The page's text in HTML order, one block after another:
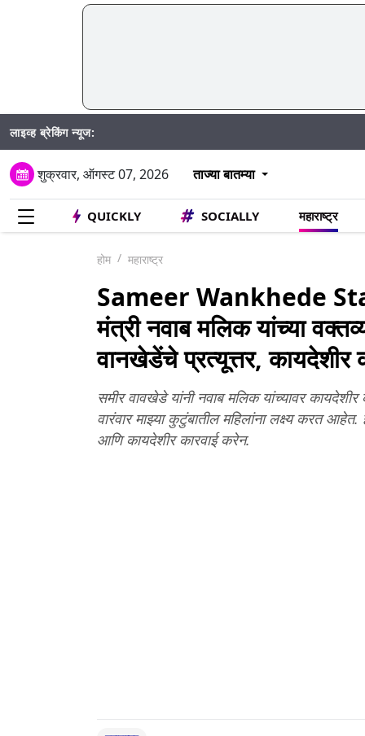
लाइव्ह ब्रेकिंग न्यूज:
शुक्रवार, ऑगस्ट 07, 2026 ताज्या बातम्या
QUICKLY SOCIALLY महाराष्ट्र
होम महाराष्ट्र
Sameer Wankhede
मंत्री नवाब मलिक यांच्या
वानखेडेंचे प्रत्यूत्तर, कायदेशीर
समीर वावखेडे यांनी नवाब मलिक यांच्यावर
वारंवार माझ्या कुटुंबातील महिलांना लक्ष्य करत
आणि कायदेशीर कारवाई करेन.